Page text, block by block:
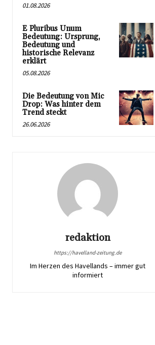
01.08.2026
E Pluribus Unum
Bedeutung: Ursprung,
Bedeutung und
historische Relevanz
erklärt
05.08.2026
Die Bedeutung von Mic
Drop: Was hinter dem
Trend steckt
26.06.2026
redaktion
https://havelland-zeitung.de
Im Herzen des Havellands – immer gut
informiert